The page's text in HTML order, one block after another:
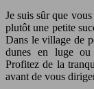
Je suis sûr que
plutôt une petite
Dans le village de
dunes en luge ou
Profitez de la
avant de vous